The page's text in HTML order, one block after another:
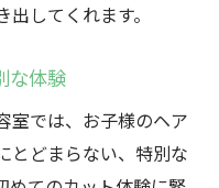
してくれます。
な体験
室では、お子様のヘア
とどまらない、特別な